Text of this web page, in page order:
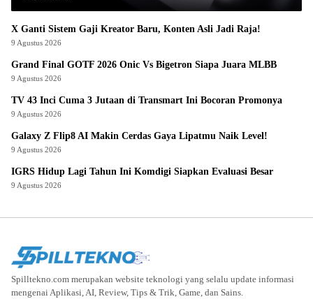
X Ganti Sistem Gaji Kreator Baru, Konten Asli Jadi Raja!
9 Agustus 2026
Grand Final GOTF 2026 Onic Vs Bigetron Siapa Juara MLBB
9 Agustus 2026
TV 43 Inci Cuma 3 Jutaan di Transmart Ini Bocoran Promonya
9 Agustus 2026
Galaxy Z Flip8 AI Makin Cerdas Gaya Lipatmu Naik Level!
9 Agustus 2026
IGRS Hidup Lagi Tahun Ini Komdigi Siapkan Evaluasi Besar
9 Agustus 2026
Spilltekno.com merupakan website teknologi yang selalu update informasi
mengenai Aplikasi, AI, Review, Tips & Trik, Game, dan Sains.